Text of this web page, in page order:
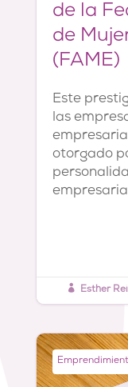
de la
de
(FAME)
Este
las
otorgado
 Esther